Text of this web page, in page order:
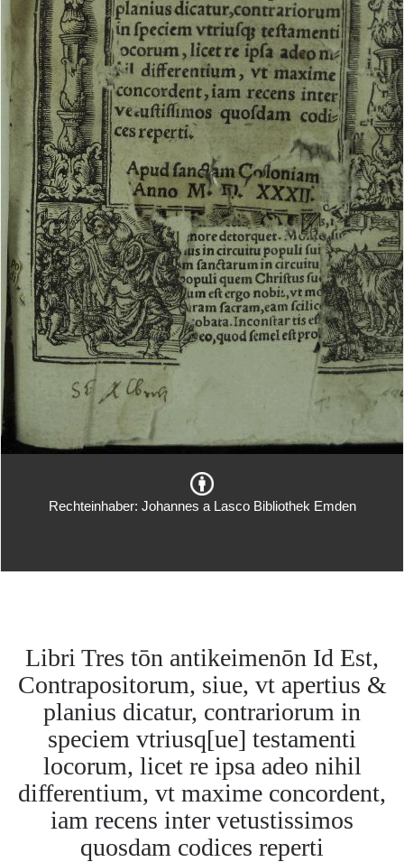
Rechteinhaber: Johannes a Lasco Bibliothek Emden
Libri Tres tōn antikeimenōn Id Est,
Contrapositorum, siue, vt apertius &
planius dicatur, contrariorum in
speciem vtriusq[ue] testamenti
locorum, licet re ipsa adeo nihil
differentium, vt maxime concordent,
iam recens inter vetustissimos
quosdam codices reperti